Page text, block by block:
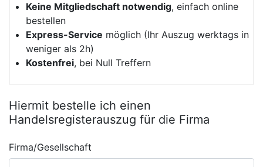
Keine Mitgliedschaft notwendig, einfach online
bestellen
Express-Service möglich (Ihr Auszug werktags in
weniger als 2h)
Kostenfrei, bei Null Treffern
Hiermit bestelle ich einen
Handelsregisterauszug für die Firma
Firma/Gesellschaft